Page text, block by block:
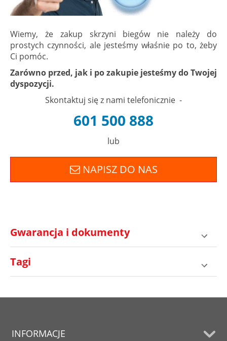
Wiemy, że zakup skrzyni biegów nie należy do
prostych czynności, ale jesteśmy właśnie po to, żeby
Ci pomóc.
Zarówno przed, jak i po zakupie jesteśmy do Twojej
dyspozycji.
Skontaktuj się z nami telefonicznie -
601 500 888
lub
NAPISZ DO NAS
Gwarancja i dokumenty
Tagi
INFORMACJE